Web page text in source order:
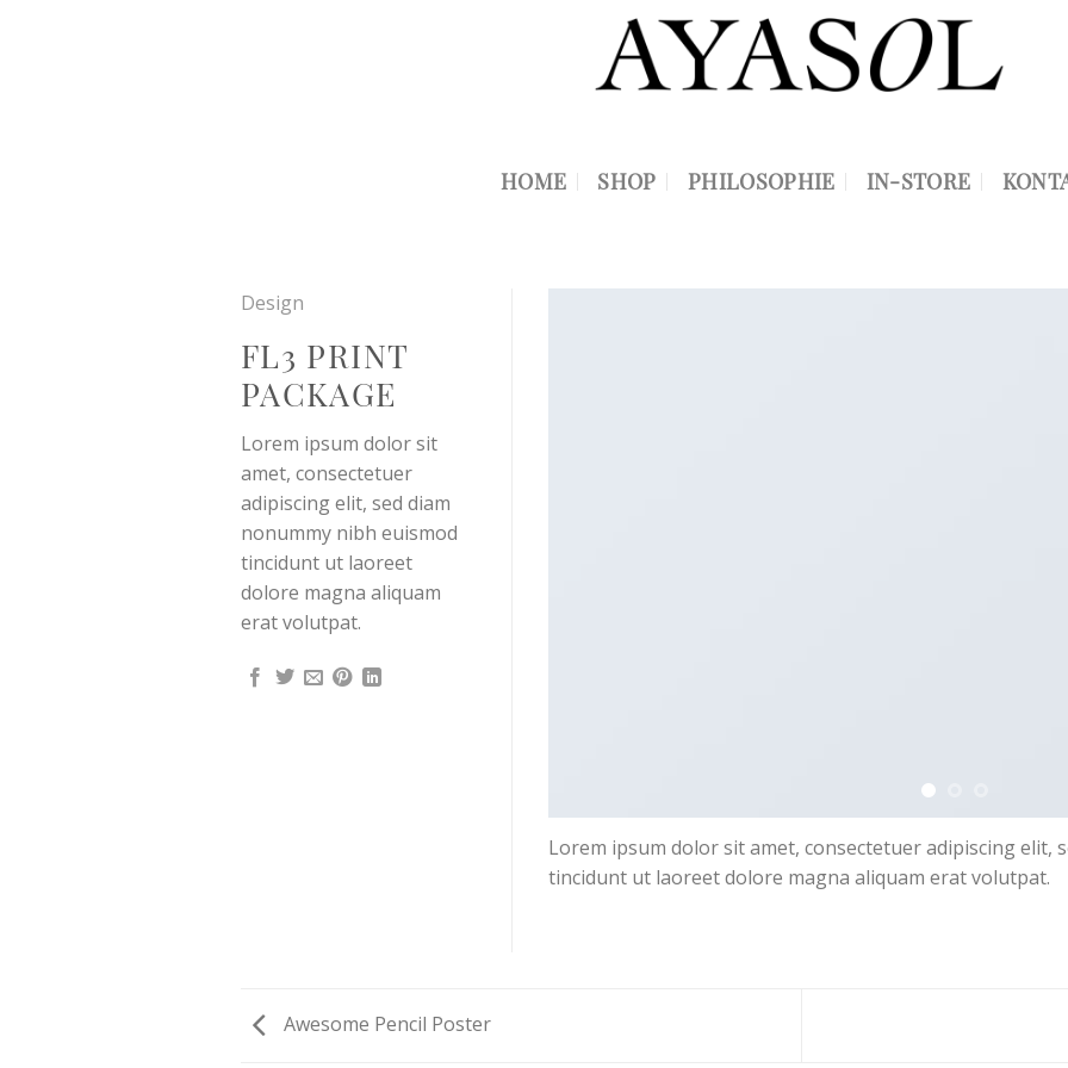
HOME SHOP PHILOSOPHIE IN-STORE
Design
FL3 PRINT
PACKAGE
Lorem ipsum dolor sit
amet, consectetuer
adipiscing elit, sed diam
nonummy nibh euismod
tincidunt ut laoreet
dolore magna aliquam
erat volutpat.
Lorem ipsum dolor sit amet, consectetuer adipiscing elit,
tincidunt ut laoreet dolore magna aliquam erat volutpat.
Awesome Pencil Poster